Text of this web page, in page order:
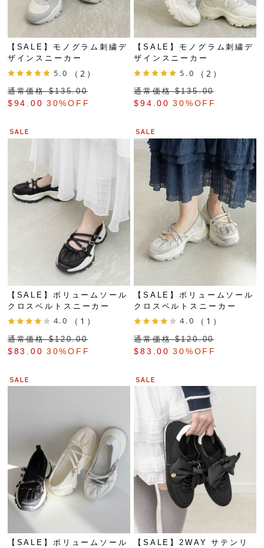
【SALE】モノグラム刺繍デ
ザインスニーカー
5.0 （2）
通常価格 $‌135.00
$‌94.00 30%OFF
【SALE】モノグラム刺繍デ
ザインスニーカー
5.0 （2）
通常価格 $‌135.00
$‌94.00 30%OFF
【SALE】ボリュームソール
クロスベルトスニーカー
4.0 （1）
通常価格 $‌120.00
$‌83.00 30%OFF
【SALE】ボリュームソール
クロスベルトスニーカー
4.0 （1）
通常価格 $‌120.00
$‌83.00 30%OFF
【SALE】ボリュームソール
【SALE】2WAY サテンリ